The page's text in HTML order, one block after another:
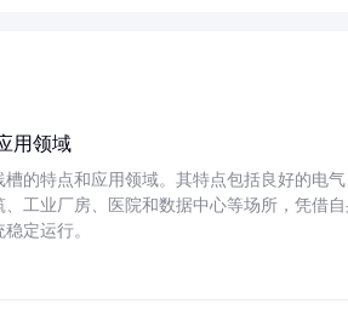
用领域
的特点和应用领域。其特点包括良好的电
工业厂房、医院和数据中心等场所，凭借
定运行。